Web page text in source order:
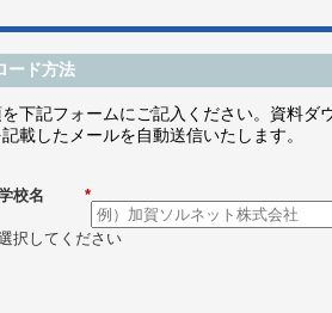
ード方法
下記フォームにご記入ください。資料ダ
載したメールを自動送信いたします。
*
校名
択してください